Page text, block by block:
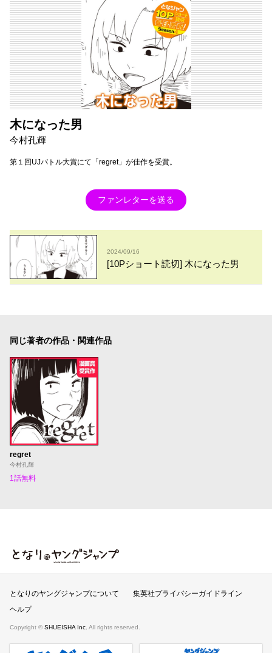
木になった男
今村孔輝
第１回UJバトル大賞にて「regret」が佳作を受賞。
ファンレターを送る
2024/09/16
[10Pショート読切] 木になった男
同じ著者の作品・関連作品
regret
今村孔輝
1話無料
となりのヤングジャンプ
となりのヤングジャンプについて
集英社プライバシーガイドライン
ヘルプ
Copyright © SHUEISHA Inc. All rights reserved.
ヤンジャンプラス 週刊ヤングジャンプ公式サイト